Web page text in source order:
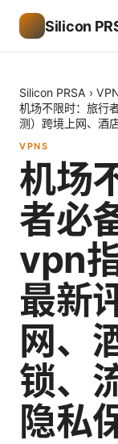
Silicon
Silicon PRSA ›
机场不限时：旅行
测）跨境上网、酒
VPNS
机场
者必
vpn
最新
网、
锁、
隐私